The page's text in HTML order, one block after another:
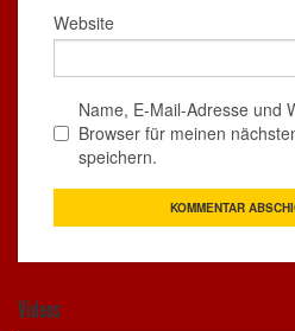
Website
Name, E-Mail-Adresse und
Browser für meinen
speichern.
Videos